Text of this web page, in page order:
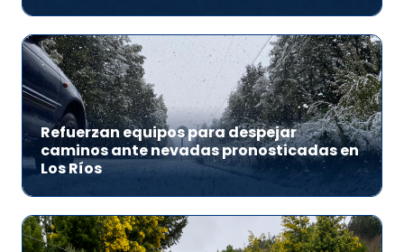
Refuerzan equipos para despejar
caminos ante nevadas pronosticadas en
Los Ríos